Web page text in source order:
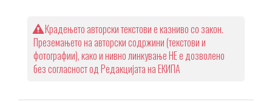
Крадењето авторски текстови е казниво со закон.
Преземањето на авторски содржини (текстови и
фотографии), како и нивно линкување НЕ е дозволено
без согласност од Редакцијата на ЕКИПА